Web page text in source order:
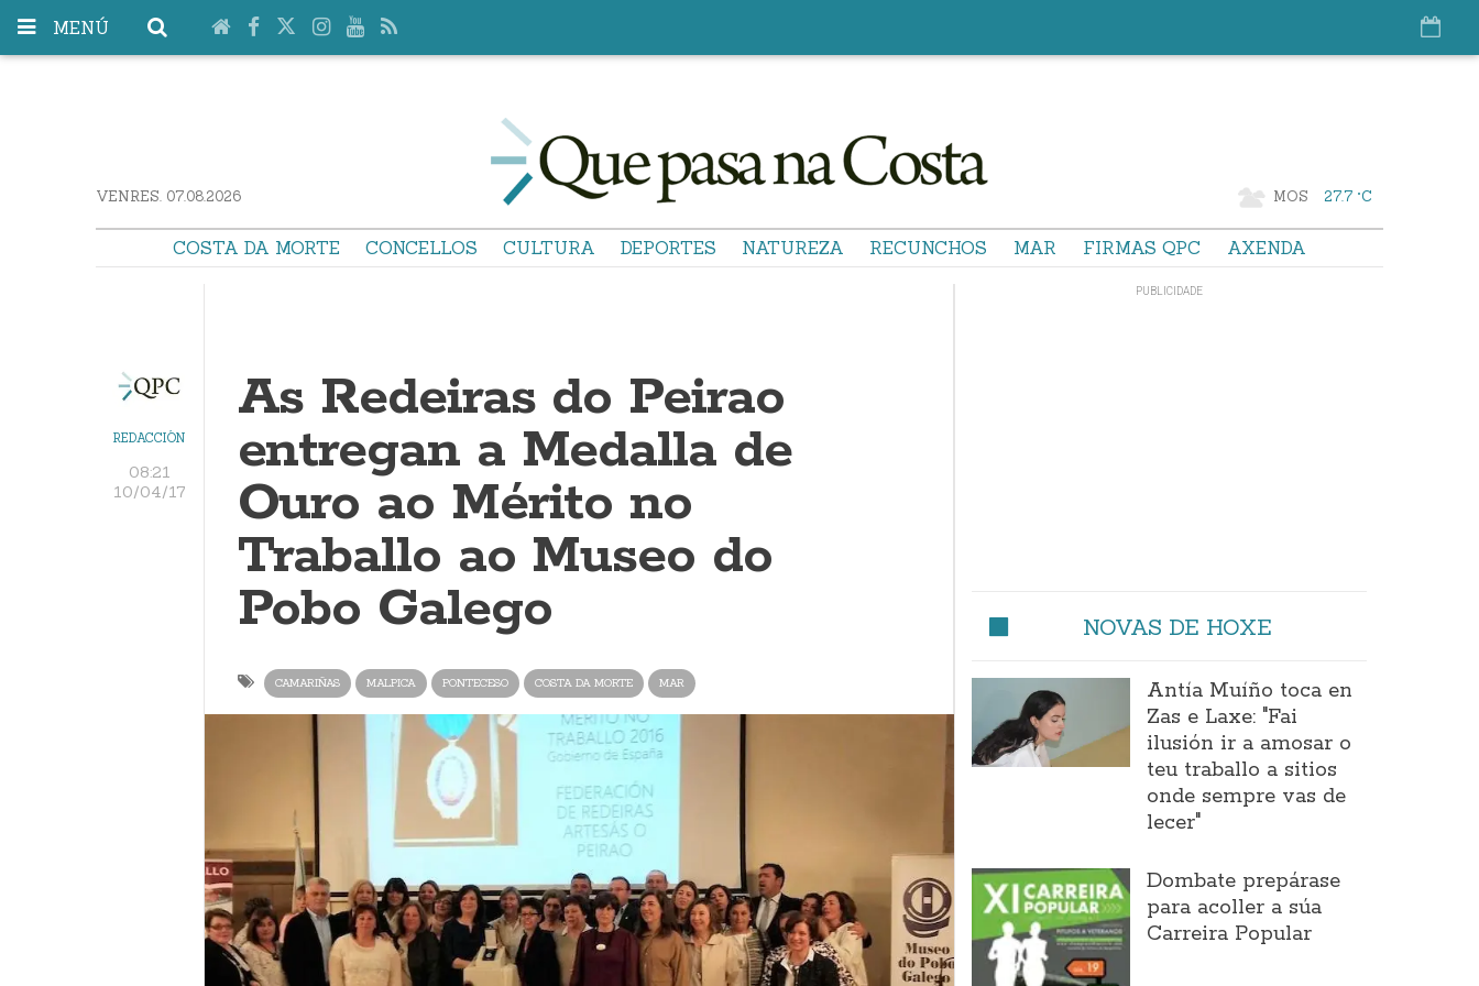
MENÚ
VENRES. 07.08.2026 MOS 27.7 °C
COSTA DA MORTE CONCELLOS CULTURA DEPORTES NATUREZA RECUNCHOS MAR FIRMAS QPC AXENDA
REDACCIÓN
08:21
10/04/17
As Redeiras do Peirao
entregan a Medalla de
Ouro ao Mérito no
Traballo ao Museo do
Pobo Galego
CAMARIÑAS MALPICA PONTECESO COSTA DA MORTE MAR
NOVAS DE HOXE
Antía Muíño toca en
Zas e Laxe: "Fai
ilusión ir a amosar o
teu traballo a sitios
onde sempre vas de
lecer"
Dombate prepárase
para acoller a súa
Carreira Popular